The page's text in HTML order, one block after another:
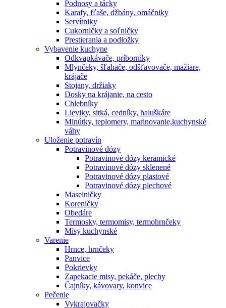
Podnosy a tácky
Karafy, fľaše, džbány, omáčniky
Servítniky
Cukorničky a soľničky
Prestierania a podložky
Vybavenie kuchyne
Odkvapkávače, príborníky
Mlynčeky, šľahače, odšťavovače, mažiare,
krájače
Stojany, držiaky
Dosky na krájanie, na cesto
Chlebníky
Lieviky, sitká, cedníky, haluškáre
Minútky, teplomery, marinovanie,kuchynské
váhy
Uloženie potravín
Potravinové dózy
Potravinové dózy keramické
Potravinové dózy sklenené
Potravinové dózy plastové
Potravinové dózy plechové
Maselničky
Koreničky
Obedáre
Termosky, termomisy, termohrnčeky
Misy kuchynské
Varenie
Hrnce, hrnčeky
Panvice
Pokrievky
Zapekacie misy, pekáče, plechy
Čajníky, kávovary, konvice
Pečenie
Vykrajovačky